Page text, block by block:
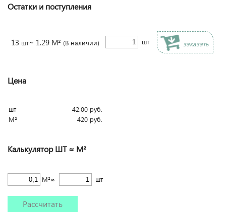
Остатки и поступления
13 шт~ 1.29 М² (В наличии) шт заказать
Цена
шт 42.00 руб.
М²
420 руб.
Калькулятор ШТ ≈ М²
М²≈ шт
Рассчитать